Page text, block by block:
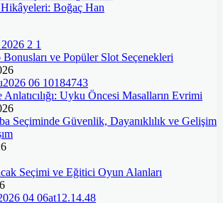
Boğaç Han
Bonusları ve Popüler Slot Seçenekleri
Uyku Öncesi Masalların Evrimi
Seçiminde Güvenlik, Dayanıklılık ve Gelişim
Seçimi ve Eğitici Oyun Alanları